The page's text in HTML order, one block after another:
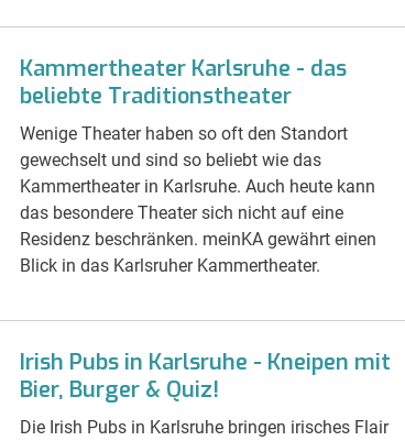
Kammertheater Karlsruhe - das
beliebte Traditionstheater
Wenige Theater haben so oft den Standort
gewechselt und sind so beliebt wie das
Kammertheater in Karlsruhe. Auch heute kann
das besondere Theater sich nicht auf eine
Residenz beschränken. meinKA gewährt einen
Blick in das Karlsruher Kammertheater.
Irish Pubs in Karlsruhe - Kneipen mit
Bier, Burger & Quiz!
Die Irish Pubs in Karlsruhe bringen irisches Flair